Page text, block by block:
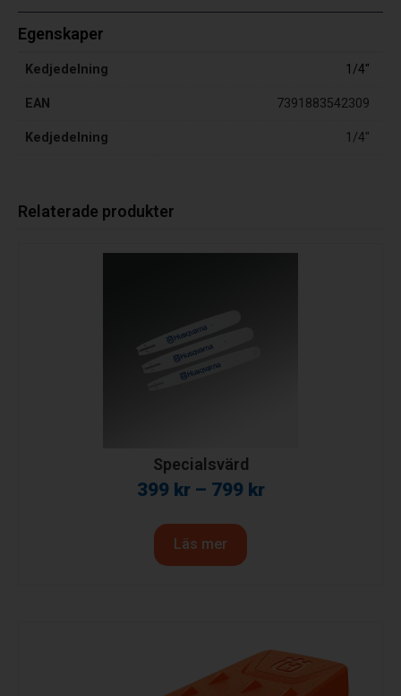
Egenskaper
Kedjedelning 1/4"
EAN 7391883542309
Kedjedelning 1/4"
Relaterade produkter
Specialsvärd
399 kr– 799 kr
Läs mer